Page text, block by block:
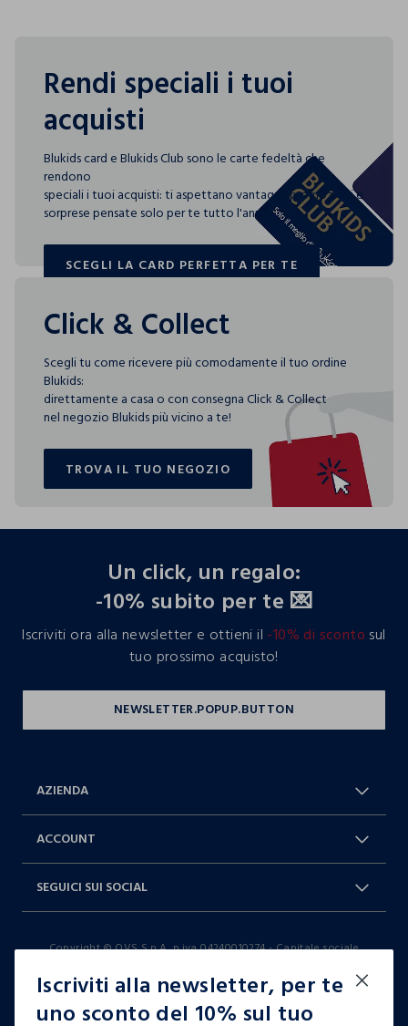
Rendi speciali i tuoi
acquisti
Blukids card e Blukids Club sono le carte fedeltà che
rendono
speciali i tuoi acquisti: ti aspettano vantaggi, promozioni e
sorprese pensate solo per te tutto l'anno!
SCEGLI LA CARD PERFETTA PER TE
SCEGLI LA CARD PERFETTA PER TE
Click & Collect
Scegli tu come ricevere più comodamente il tuo ordine
Blukids:
direttamente a casa o con consegna Click & Collect
nel negozio Blukids più vicino a te!
TROVA IL TUO NEGOZIO
TROVA IL TUO NEGOZIO
Iscriviti alla newsletter, per te
uno sconto del 10% sul tuo
Un click, un regalo:
-10% subito per te 💌
Iscriviti ora alla newsletter e ottieni il -10% di sconto sul
tuo prossimo acquisto!
AZIENDA
Dichiarazione accessibilità
ACCOUNT
9-17)
SEGUICI SUI SOCIAL
TikTok
Copyright © OVS S.p.A, p.iva 04240010274 - Capitale sociale
it |italiano